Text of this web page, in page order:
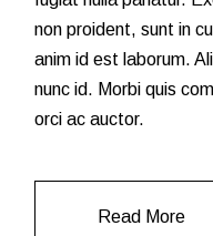
non proident, sunt in
anim id est laborum.
nunc id. Morbi quis
orci ac auctor.
Read More